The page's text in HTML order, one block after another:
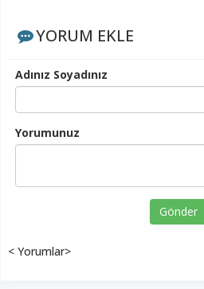
YORUM EKLE
Adınız Soyadınız
Yorumunuz
Gönder
< Yorumlar>